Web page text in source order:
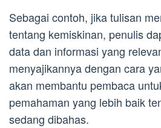
Sebagai contoh, jika tulisan
tentang kemiskinan, penulis
data dan informasi yang
menyajikannya dengan cara
akan membantu pembaca
pemahaman yang lebih baik
sedang dibahas.